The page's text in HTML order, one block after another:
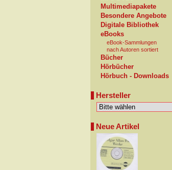
Multimediapakete
Besondere Angebote
Digitale Bibliothek
eBooks
eBook-Sammlungen
nach Autoren sortiert
Bücher
Hörbücher
Hörbuch - Downloads
Hersteller
Neue Artikel